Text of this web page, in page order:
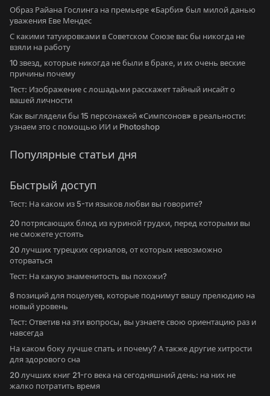
Образ Райана Гослинга на премьере «Барби» был милой данью
уважения Еве Мендес
С какими татуировками в Советском Союзе вас бы никогда не
взяли на работу
10 звезд, которые никогда не были в браке, и их очень веские
причины почему
Тест: Изображение с лошадьми расскажет тайный инсайт о
вашей личности
Как выглядели бы 15 персонажей «Симпсонов» в реальности:
узнаем это с помощью ИИ и Photoshop
Популярные статьи дня
Быстрый доступ
Тест: На каком из 5-ти языков любви вы говорите?
20 потрясающих блюд из куриной грудки, перед которыми вы
не сможете устоять
20 лучших турецких сериалов, от которых невозможно
оторваться
Тест: На какую знаменитость вы похожи?
8 позиций для поцелуев, которые поднимут вашу прелюдию на
новый уровень
Тест: Ответив на эти вопросы, вы узнаете свою ориентацию раз и
навсегда
На каком боку лучше спать и почему? А также другие хитрости
для здорового сна
20 лучших книг 21-го века на сегодняшний день: на них не
жалко потратить время